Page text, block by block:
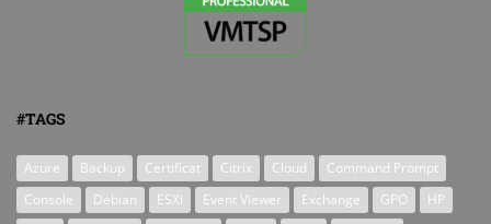
#TAGS
Azure Backup Certificat Citrix Cloud
Command Prompt
Console
Debian ESXi Event Viewer Exchange GPO
HP